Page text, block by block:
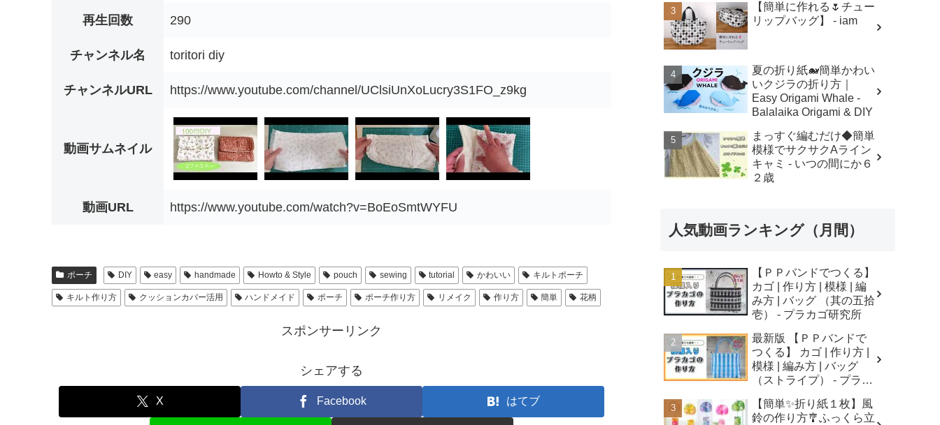
再生回数 290
チャンネル名 toritori diy
チャンネルURL https://www.youtube.com/channel/UClsiUnXoLucry3S1FO_z9kg
動画サムネイル
動画URL https://www.youtube.com/watch?v=BoEoSmtWYFU
ポーチ DIY easy handmade Howto & Style pouch sewing tutorial かわいい キルトポーチ
キルト作り方 クッションカバー活用 ハンドメイド ポーチ ポーチ作り方 リメイク 作り方 簡単 花柄
スポンサーリンク
シェアする
X Facebook はてブ
作・廃材手作りおもちゃ
- ちゃんねるできたくん
【簡単に作れる🌷チュー
リップバッグ】 - iam
夏の折り紙🐋簡単かわい
いクジラの折り方｜
Easy Origami Whale -
Balalaika Origami & DIY
まっすぐ編むだけ◆簡単
模様でサクサクAライン
キャミ - いつの間にか６
２歳
人気動画ランキング（月間）
【ＰＰバンドでつくる】
カゴ | 作り方 | 模様 | 編
み方 | バッグ （其の五拾
壱） - プラカゴ研究所
最新版 【ＰＰバンドで
つくる】 カゴ | 作り方 |
模様 | 編み方 | バッグ
（ストライプ） - プラカ
【簡単✨折り紙１枚】風
鈴の作り方🎐ふっくら立